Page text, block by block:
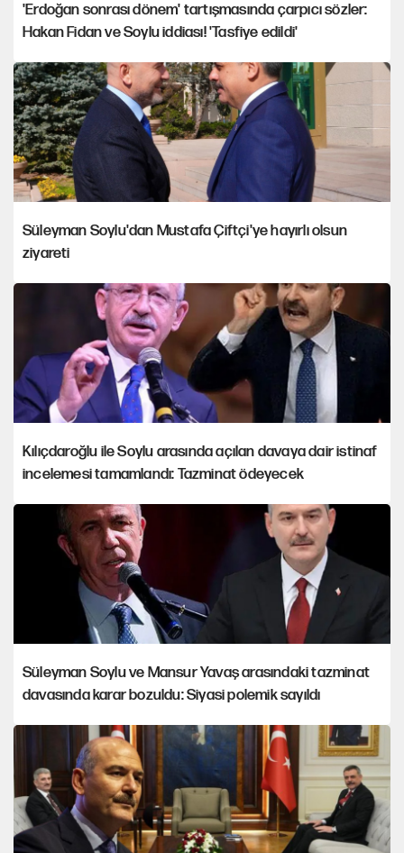
'Erdoğan sonrası dönem' tartışmasında çarpıcı sözler:
Hakan Fidan ve Soylu iddiası! 'Tasfiye edildi'
Süleyman Soylu'dan Mustafa Çiftçi'ye hayırlı olsun
ziyareti
Kılıçdaroğlu ile Soylu arasında açılan davaya dair istinaf
incelemesi tamamlandı: Tazminat ödeyecek
Süleyman Soylu ve Mansur Yavaş arasındaki tazminat
davasında karar bozuldu: Siyasi polemik sayıldı